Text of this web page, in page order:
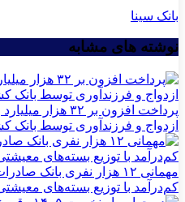
بانک سینا
نوشته های مشابه
پرداخت افزون بر
ازدواج و فرزندآوری توسط بانک
مهمانی ۱۲ هزار نفری بانک
کم‌درآمد با توزیع بسته‌های